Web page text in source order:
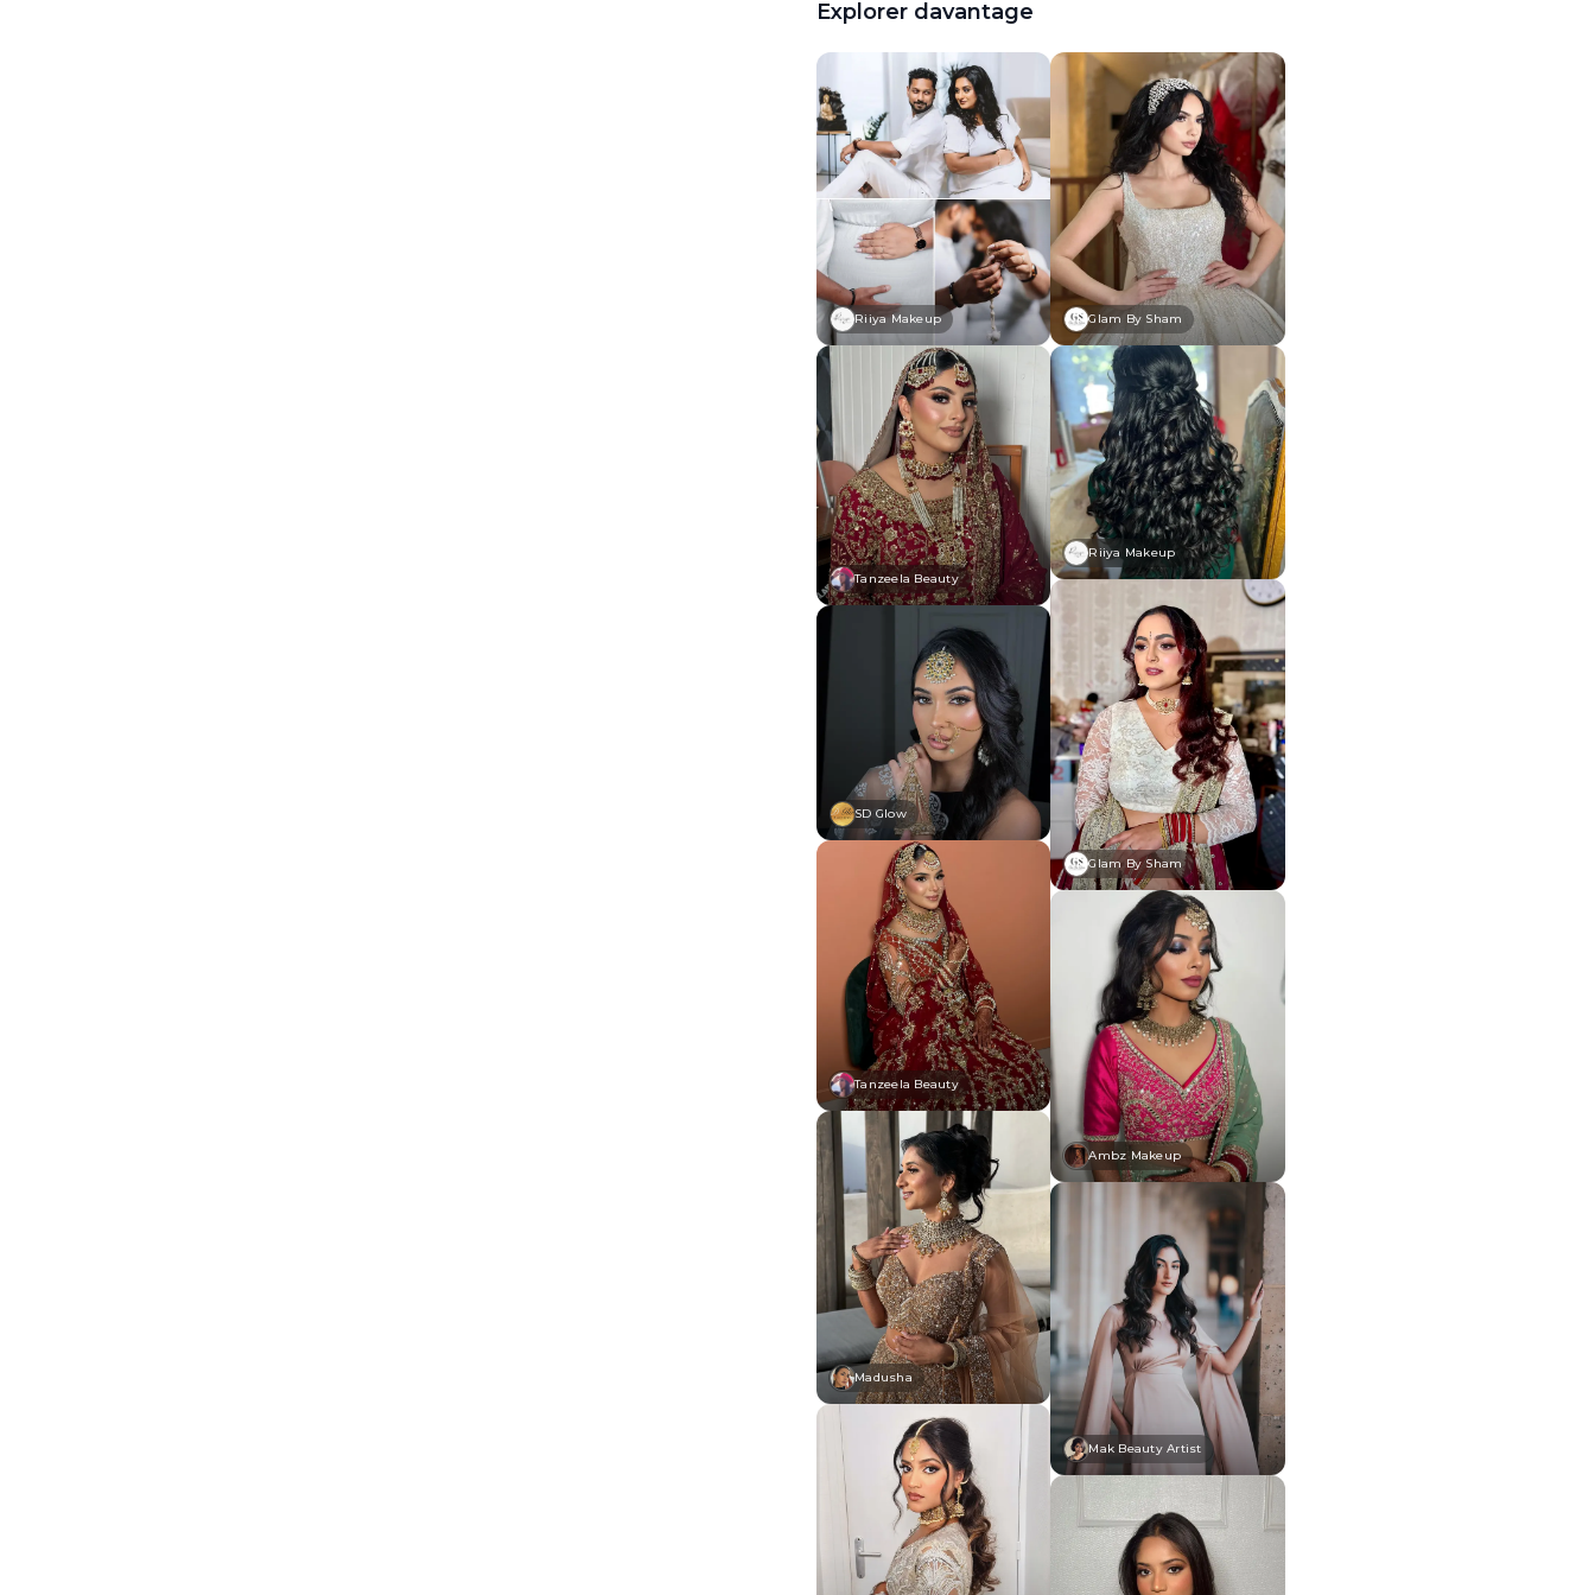
Explorer davantage
Riiya Makeup
Tanzeela Beauty
SD Glow
Tanzeela Beauty
Madusha
Glam By Sham
Riiya Makeup
Glam By Sham
Ambz Makeup
Mak Beauty Artist